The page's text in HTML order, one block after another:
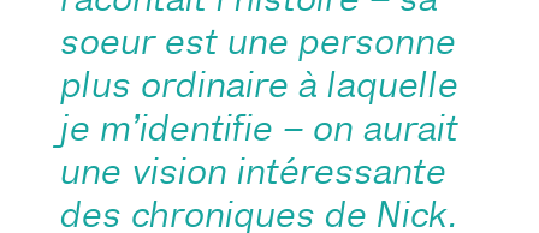
soeur est une personne
plus ordinaire à laquelle
je m’identifie – on aurait
une vision intéressante
des chroniques de Nick.